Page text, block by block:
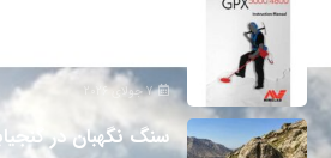
7 جولای 2026
سنگ نگهبان در گنجیابی